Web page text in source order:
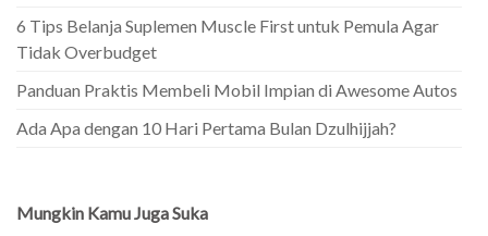
6 Tips Belanja Suplemen Muscle First untuk Pemula Agar
Tidak Overbudget
Panduan Praktis Membeli Mobil Impian di Awesome Autos
Ada Apa dengan 10 Hari Pertama Bulan Dzulhijjah?
Mungkin Kamu Juga Suka